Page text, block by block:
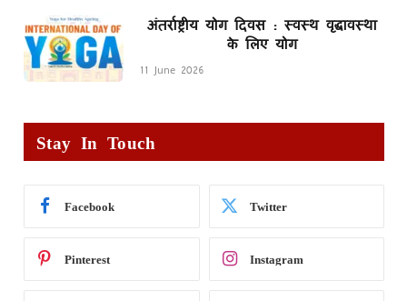
अंतर्राष्ट्रीय योग दिवस : स्वस्थ वृद्धावस्था
के लिए योग
11 June 2026
Stay In Touch
Facebook Twitter
Pinterest Instagram